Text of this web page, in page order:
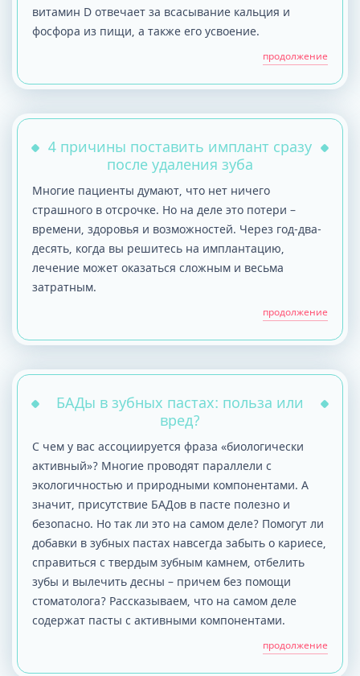
витамин D отвечает за всасывание кальция и
фосфора из пищи, а также его усвоение.
продолжение
4 причины поставить имплант сразу
после удаления зуба
Многие пациенты думают, что нет ничего
страшного в отсрочке. Но на деле это потери –
времени, здоровья и возможностей. Через год-два-
десять, когда вы решитесь на имплантацию,
лечение может оказаться сложным и весьма
затратным.
продолжение
БАДы в зубных пастах: польза или
вред?
С чем у вас ассоциируется фраза «биологически
активный»? Многие проводят параллели с
экологичностью и природными компонентами. А
значит, присутствие БАДов в пасте полезно и
безопасно. Но так ли это на самом деле? Помогут ли
добавки в зубных пастах навсегда забыть о кариесе,
справиться с твердым зубным камнем, отбелить
зубы и вылечить десны – причем без помощи
стоматолога? Рассказываем, что на самом деле
содержат пасты с активными компонентами.
продолжение